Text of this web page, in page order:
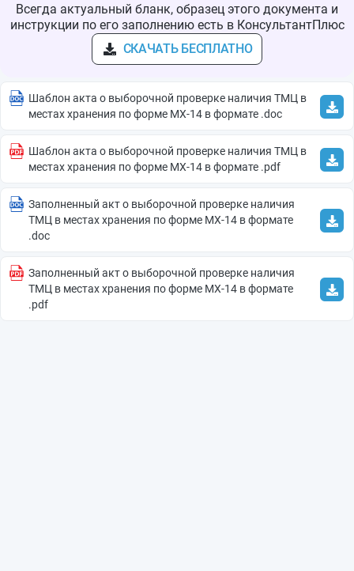
Всегда актуальный бланк, образец этого документа и
инструкции по его заполнению есть в КонсультантПлюс
СКАЧАТЬ БЕСПЛАТНО
Шаблон акта о выборочной проверке наличия ТМЦ в
местах хранения по форме МХ-14 в формате .doc
Шаблон акта о выборочной проверке наличия ТМЦ в
местах хранения по форме МХ-14 в формате .pdf
Заполненный акт о выборочной проверке наличия
ТМЦ в местах хранения по форме МХ-14 в формате
.doc
Заполненный акт о выборочной проверке наличия
ТМЦ в местах хранения по форме МХ-14 в формате
.pdf